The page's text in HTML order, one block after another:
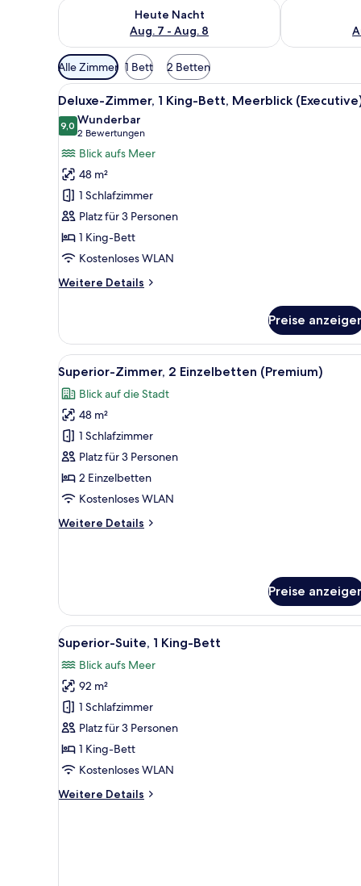
Heute Nacht
Aug. 7 - Aug. 8
Überprüfe die Verfügbarkeit für heute Nacht, Aug. 7
Überprüfe
Verfügbare
Filter
für
Zimmer
Alle Zimmer 1 Bett 2 Betten
Alle
Fotos
für
Deluxe-
Zimmer,
1 King-
Bett,
Meerblick
(Executive)
anzeigen
Ein modernes Badezimmer
6
Deluxe-Zimmer, 1 King-Bett, Meerblick
9,09,0 von 10
Wunderbar
2 Bewertungen
(2
Bewertungen)
Blick aufs Meer
48 m²
1 Schlafzimmer
Platz für 3 Personen
1 King-Bett
Kostenloses WLAN
Weitere Details
Weitere
Zimmer,
1 King-
Bett,
Meerblick
(Executive)
Preise
Alle
Fotos
für
Superior-
Zimmer,
2 Einzelbetten
(Premium)
anzeigen
Ein modernes Hotelzimmer
6
Superior-Zimmer, 2 Einzelbetten (Premium)
Blick auf die Stadt
48 m²
1 Schlafzimmer
Platz für 3 Personen
2 Einzelbetten
Kostenloses WLAN
Weitere Details
Weitere
(Premium)
Preise
Alle
Fotos
für
Superior-
Suite,
1 King-
Bett
anzeigen
Ein modernes Hotelzimmer
8
Superior-Suite, 1 King-Bett
Blick aufs Meer
92 m²
1 Schlafzimmer
Platz für 3 Personen
1 King-Bett
Kostenloses WLAN
Weitere Details
Weitere